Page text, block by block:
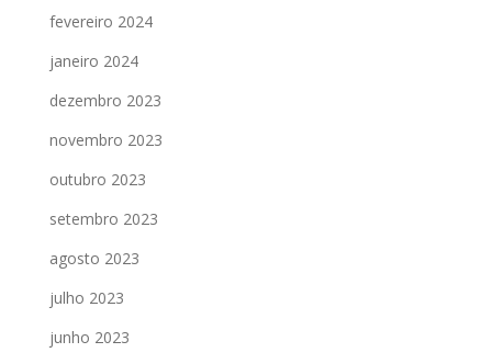
fevereiro 2024
janeiro 2024
dezembro 2023
novembro 2023
outubro 2023
setembro 2023
agosto 2023
julho 2023
junho 2023